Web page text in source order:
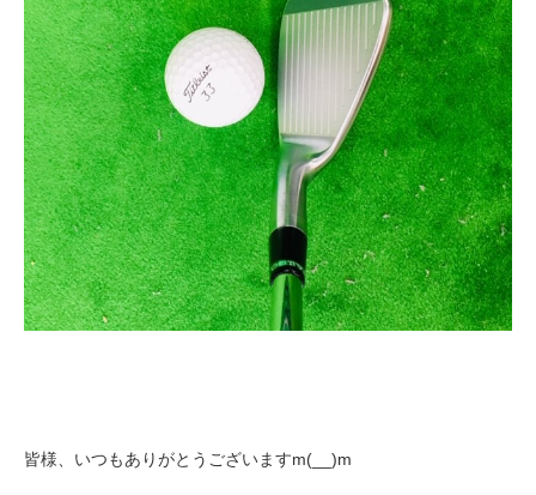
皆様、いつもありがとうございますm(__)m